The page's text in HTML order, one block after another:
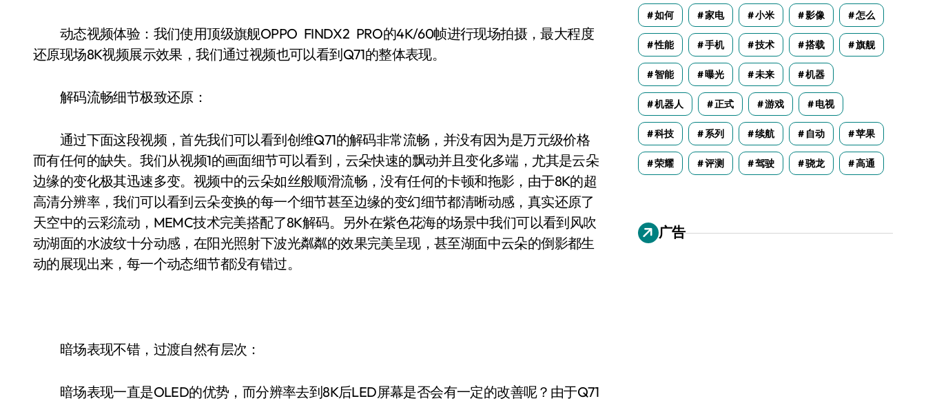
动态视频体验：我们使用顶级旗舰OPPO FINDX2 PRO的4K/60帧进行现场拍摄，最大程度
还原现场8K视频展示效果，我们通过视频也可以看到Q71的整体表现。
解码流畅细节极致还原：
通过下面这段视频，首先我们可以看到创维Q71的解码非常流畅，并没有因为是万元级价格
而有任何的缺失。我们从视频1的画面细节可以看到，云朵快速的飘动并且变化多端，尤其是云朵
边缘的变化极其迅速多变。视频中的云朵如丝般顺滑流畅，没有任何的卡顿和拖影，由于8K的超
高清分辨率，我们可以看到云朵变换的每一个细节甚至边缘的变幻细节都清晰动感，真实还原了
天空中的云彩流动，MEMC技术完美搭配了8K解码。另外在紫色花海的场景中我们可以看到风吹
动湖面的水波纹十分动感，在阳光照射下波光粼粼的效果完美呈现，甚至湖面中云朵的倒影都生
动的展现出来，每一个动态细节都没有错过。
暗场表现不错，过渡自然有层次：
暗场表现一直是OLED的优势，而分辨率去到8K后LED屏幕是否会有一定的改善呢？由于Q71
如何 家电 小米 影像 怎么
性能 手机 技术 搭载 旗舰
智能 曝光 未来 机器
机器人 正式 游戏 电视
科技 系列 续航 自动 苹果
荣耀 评测 驾驶 骁龙 高通
广告